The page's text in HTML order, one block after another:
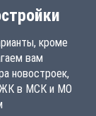
кроме
вам
новостроек,
ЖК в МСК и МО